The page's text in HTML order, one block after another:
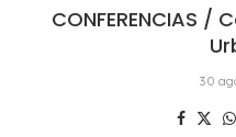
CONFERENCIAS
30